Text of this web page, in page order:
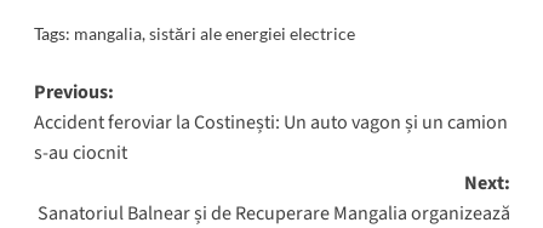
Tags: mangalia,sistări ale energiei electrice
Post
navigation
Previous:
Accident feroviar la Costinești: Un auto vagon și un camion
s-au ciocnit
Next:
Sanatoriul Balnear și de Recuperare Mangalia organizează